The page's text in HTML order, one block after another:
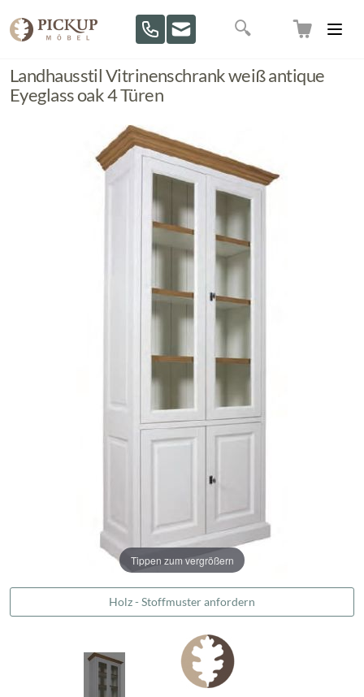
Suche
Landhausstil Vitrinenschrank weiß antique
Eyeglass oak 4 Türen
Tippen zum vergrößern
Holz - Stoffmuster anfordern